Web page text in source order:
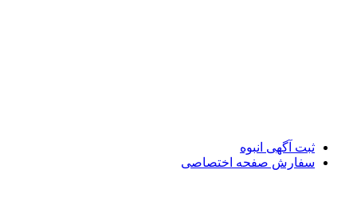
ثبت آگهی انبوه
سفارش صفحه اختصاصی